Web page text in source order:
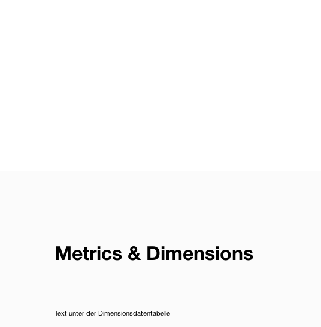
Text unter der Dimensionsdatentabelle
Metrics & Dimensions